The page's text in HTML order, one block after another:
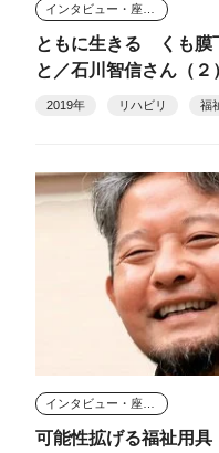
ともに生きる くも膜
と／石川智信さん（２
2019年 リハビリ 福
可能性拡げる福祉用